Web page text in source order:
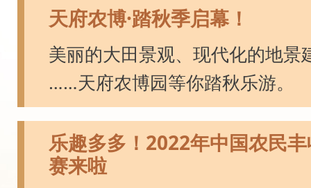
天府农博·踏秋季启幕！
美丽的大田景观、现代化的地景
……天府农博园等你踏秋乐游。
乐趣多多！2022年中国农民
赛来啦